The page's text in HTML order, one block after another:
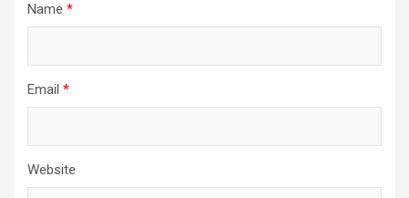
Name *
Email *
Website